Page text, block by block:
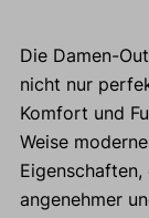
Die Damen-
nicht nur
Komfort und
Weise
angenehmer